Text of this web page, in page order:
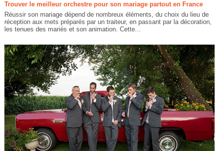
Trouver le meilleur orchestre pour son mariage partout en France
Réussir son mariage dépend de nombreux éléments, du choix du lieu de
réception aux mets préparés par un traiteur, en passant par la décoration,
les tenues des mariés et son animation. Cette...